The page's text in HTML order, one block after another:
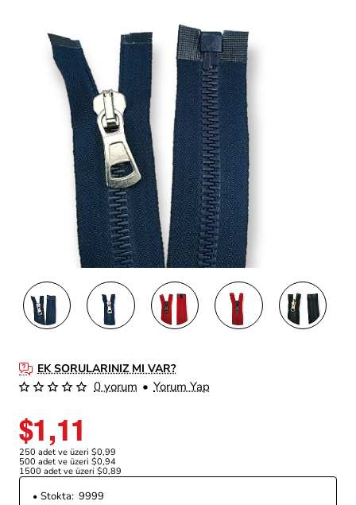
EK SORULARINIZ MI VAR?
0 yorum • Yorum Yap
$1,11
250 adet ve üzeri $0,99
500 adet ve üzeri $0,94
1500 adet ve üzeri $0,89
Stokta: 9999